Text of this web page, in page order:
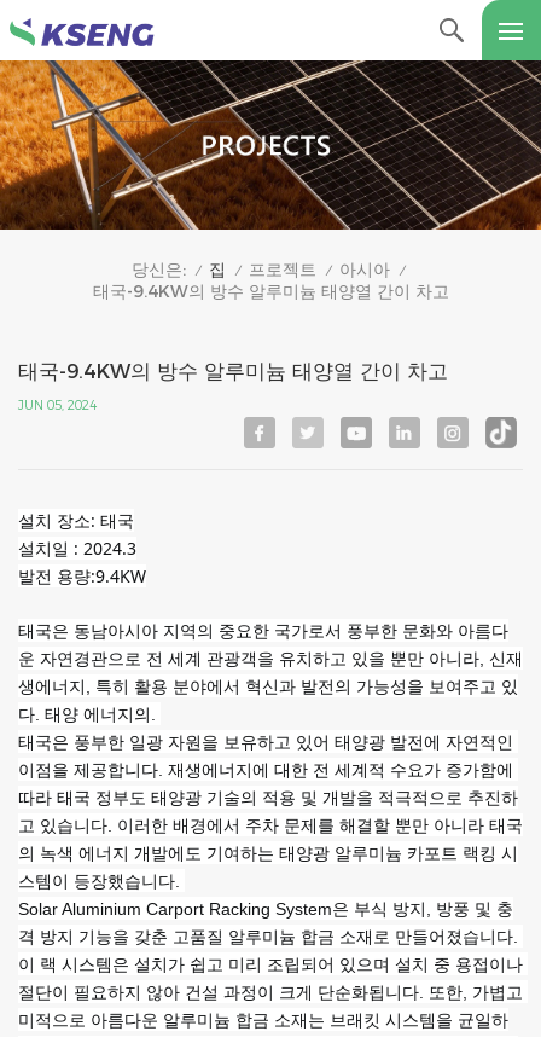
당신은: / 집 / 프로젝트 / 아시아 /
태국-9.4KW의 방수 알루미늄 태양열 간이 차고
태국-9.4KW의 방수 알루미늄 태양열 간이 차고
JUN 05, 2024
설치 장소: 태국
설치일 : 2024.3
발전 용량:9.4KW
태국은 동남아시아 지역의 중요한 국가로서 풍부한 문화와 아름다
운 자연경관으로 전 세계 관광객을 유치하고 있을 뿐만 아니라, 신재
생에너지, 특히 활용 분야에서 혁신과 발전의 가능성을 보여주고 있
다. 태양 에너지의.
태국은 풍부한 일광 자원을 보유하고 있어 태양광 발전에 자연적인
이점을 제공합니다. 재생에너지에 대한 전 세계적 수요가 증가함에
따라 태국 정부도 태양광 기술의 적용 및 개발을 적극적으로 추진하
고 있습니다. 이러한 배경에서 주차 문제를 해결할 뿐만 아니라 태국
의 녹색 에너지 개발에도 기여하는 태양광 알루미늄 카포트 랙킹 시
스템이 등장했습니다.
Solar Aluminium Carport Racking System은 부식 방지, 방풍 및 충
격 방지 기능을 갖춘 고품질 알루미늄 합금 소재로 만들어졌습니다.
이 랙 시스템은 설치가 쉽고 미리 조립되어 있으며 설치 중 용접이나
절단이 필요하지 않아 건설 과정이 크게 단순화됩니다. 또한, 가볍고
미적으로 아름다운 알루미늄 합금 소재는 브래킷 시스템을 균일하